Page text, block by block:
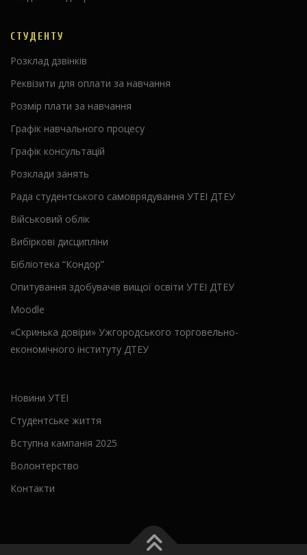
СТУДЕНТУ
Розклад дзвінків
Реквізити для оплати за навчання
Розмір плати за навчання
Графік навчального процесу
Графік консультацій
Розклади занять
Рада студентського самоврядування УТЕІ ДТЕУ
Військовий облік
Вибіркові дисципліни
Бібліотека “Кондор”
Опитування здобувачів вищої освіти УТЕІ ДТЕУ
Moodle
«Скринька довіри» Ужгородського торговельно-
економічного інституту ДТЕУ
Новини УТЕІ
Студентське життя
Вступна кампанія 2025
Волонтерство
Контакти